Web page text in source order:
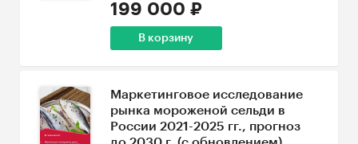
199 000 ₽
В корзину
Маркетинговое исследование
рынка мороженой сельди в
России 2021-2025 гг., прогноз